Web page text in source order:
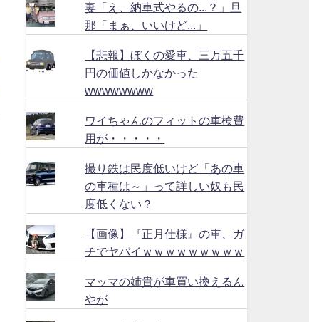
妻「え、納車式やるの...？」旦
那「まぁ、いいけど...」
【悲報】ぼくの愛車、三万五千
円の価値しかなかった
wwwwwwww
ワイちゃんのフィットの車検費
用が・・・・・
撮り鉄は民度低いけど「あの車
の車種は～」って詳しい奴も民
度低くない？
【画像】『正月仕様』の車、ガ
チでヤバイｗｗｗｗｗｗｗｗｗ
マッマの姉貴が車買い換えるん
やが